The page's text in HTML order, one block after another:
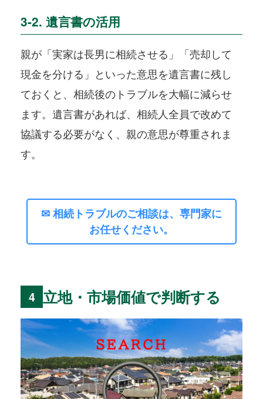
3-2. 遺言書の活用
親が「実家は長男に相続させる」「売却して
現金を分ける」といった意思を遺言書に残し
ておくと、相続後のトラブルを大幅に減らせ
ます。遺言書があれば、相続人全員で改めて
協議する必要がなく、親の意思が尊重されま
す。
✉ 相続トラブルのご相談は、専門家に
お任せください。
4 立地・市場価値で判断する